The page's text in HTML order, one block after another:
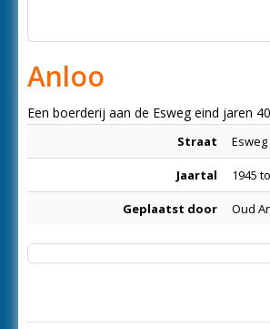
Anloo
Een boerderij aan de Esweg eind jaren 40
Straat Esweg
Jaartal 1945
Geplaatst door Oud